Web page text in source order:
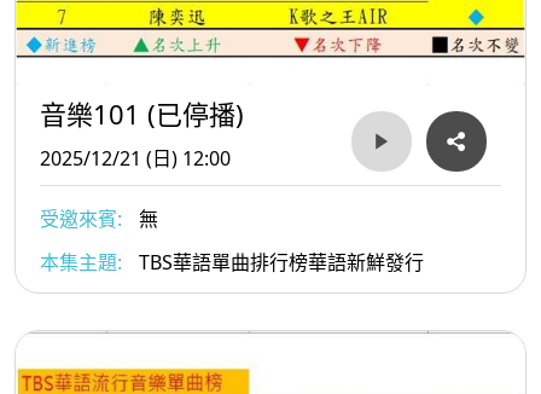
音樂101 (已停播)
2025/12/21 (日) 12:00
受邀來賓:
無
本集主題:
TBS華語單曲排行榜華語新鮮發行